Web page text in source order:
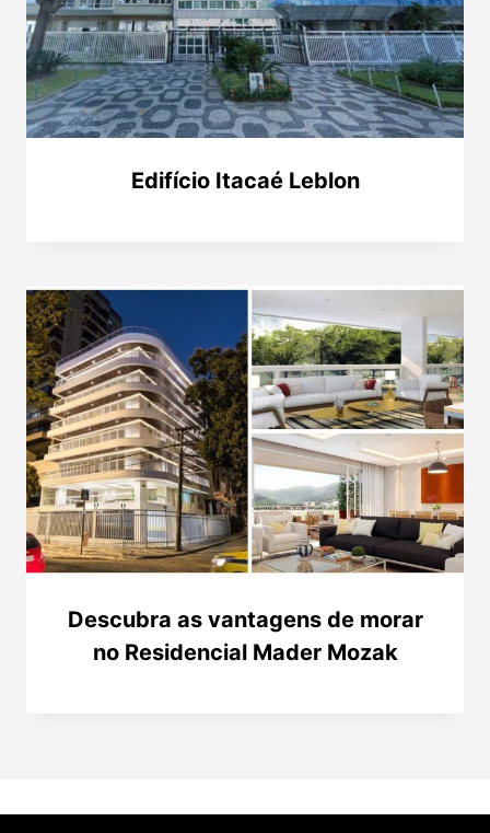
Edifício Itacaé Leblon
Descubra as vantagens de morar
no Residencial Mader Mozak